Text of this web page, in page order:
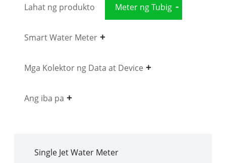
Lahat ng produkto Meter ng Tubig
Smart Water Meter
Mga Kolektor ng Data at Device
Ang iba pa
Single Jet Water Meter